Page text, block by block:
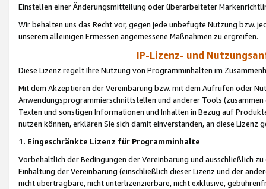
Einstellen einer Änderungsmitteilung oder überarbeiteter
Wir behalten uns das Recht vor, gegen jede unbefugte Nutzung bzw.
unserem alleinigen Ermessen angemessene Maßnahmen zu ergreifen.
IP-Lizenz- und
Diese Lizenz regelt Ihre Nutzung von Programminhalten im
Mit dem Akzeptieren der Vereinbarung bzw. mit dem Aufrufen oder
Anwendungsprogrammierschnittstellen und anderer Tools (zusammen
Texten und sonstigen Informationen und Inhalten in Bezug auf
nutzen können, erklären Sie sich damit einverstanden, an diese Lizenz
1. Eingeschränkte Lizenz für Programminhalte
Vorbehaltlich der Bedingungen der Vereinbarung und ausschließlich
Einhaltung der Vereinbarung (einschließlich dieser Lizenz und der
nicht übertragbare, nicht unterlizenzierbare, nicht exklusive,